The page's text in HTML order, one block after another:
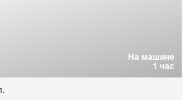
На машине
1 час